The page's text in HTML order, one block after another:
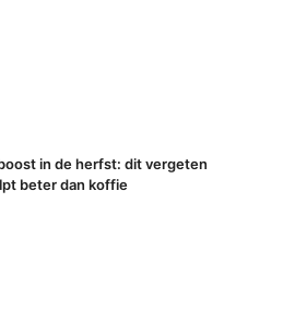
in de herfst: dit vergeten
beter dan koffie